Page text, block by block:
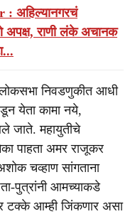
: अहिल्यानगरचं
अपक्ष, राणी लंके अचानक
लोकसभा निवडणुकीत आधी
येता कामा नये,
जाते. महायुतीचे
पाहता अमर राजूकर
चव्हाण सांगताना
पुत्रांनी आमच्याकडे
टक्के आम्ही जिंकणार असा